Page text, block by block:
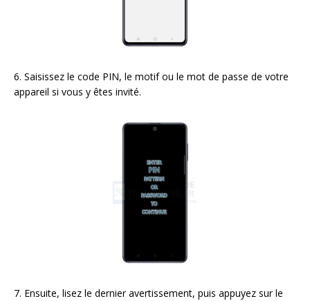
6. Saisissez le code PIN, le motif ou le mot de passe de votre
appareil si vous y êtes invité.
7. Ensuite, lisez le dernier avertissement, puis appuyez sur le